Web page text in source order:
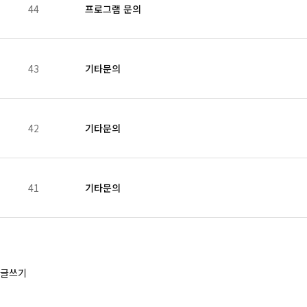
44 프로그램 문의
43 기타문의
42 기타문의
41 기타문의
글쓰기